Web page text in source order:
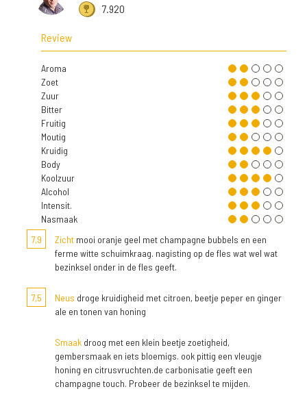
7.920
Review
Aroma
Zoet
Zuur
Bitter
Fruitig
Moutig
Kruidig
Body
Koolzuur
Alcohol
Intensit.
Nasmaak
7,9
Zicht mooi oranje geel met champagne bubbels en een
ferme witte schuimkraag. nagisting op de fles wat wel wat
bezinksel onder in de fles geeft.
7,5 Neus droge kruidigheid met citroen, beetje peper en ginger
ale en tonen van honing
Smaak droog met een klein beetje zoetigheid,
gembersmaak en iets bloemigs. ook pittig een vleugje
honing en citrusvruchten.de carbonisatie geeft een
champagne touch. Probeer de bezinksel te mijden.